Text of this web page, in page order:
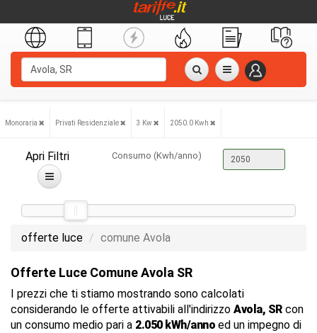
Monoraria Privati Residenziale 3 Kw 2050.0 Kwh
Apri Filtri Consumo (Kwh/anno)
offerte luce comune Avola
Offerte Luce Comune Avola SR
I prezzi che ti stiamo mostrando sono calcolati
considerando le offerte attivabili all'indirizzo Avola, SRcon
un consumo medio pari a 2.050 kWh/anno ed un impegno di